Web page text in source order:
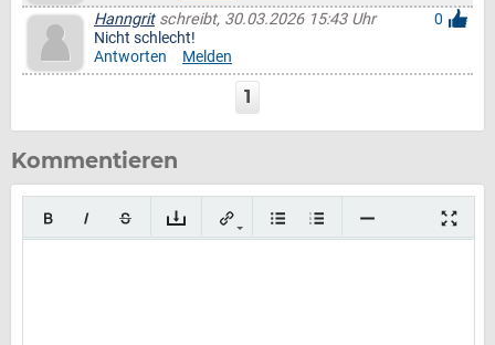
Hanngritschreibt, 30.03.2026 15:43 Uhr
0
Nicht schlecht!
Antworten
Melden
1
Kommentieren